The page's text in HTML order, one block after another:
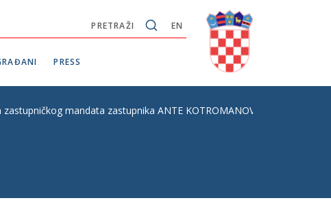
EN
PRETRAŽI
PRESS
mandata zastupnika ANTE KOTROMANOVIĆA i početku